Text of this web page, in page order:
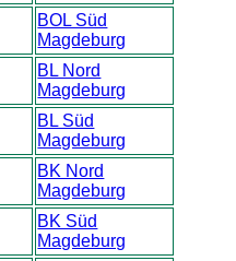
BOL Süd
Magdeburg
BL Nord
Magdeburg
BL Süd
Magdeburg
BK Nord
Magdeburg
BK Süd
Magdeburg